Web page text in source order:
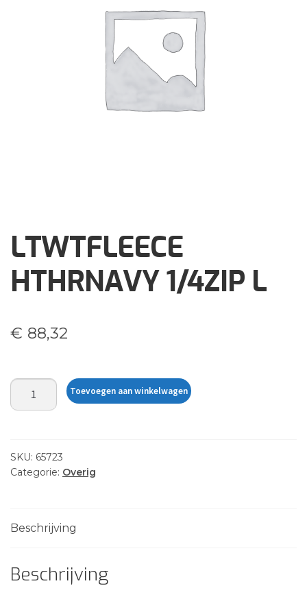
LTWTFLEECE
HTHRNAVY 1/4ZIP L
€ 88,32
LTWTFLEECE
HTHRNAVY
aantal
Toevoegen aan winkelwagen
SKU: 65723
Categorie: Overig
Beschrijving
Beschrijving